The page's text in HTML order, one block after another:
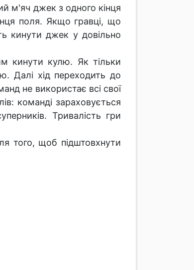
м'яч джек з одного кінця
поля. Якщо гравці, що
кинути джек у довільно
кинути кулю. Як тільки
Далі хід переходить до
не використає всі свої
команді зараховується
Тривалість гри
того, щоб підштовхнути